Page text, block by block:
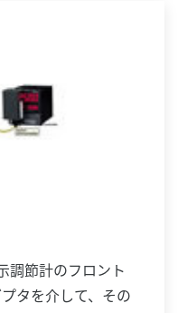
調節計のフロント
タを介して、その